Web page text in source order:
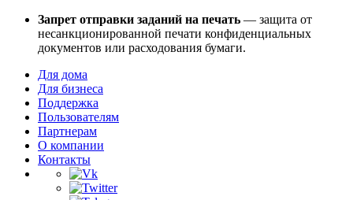
Запрет отправки заданий на печать — защита от
несанкционированной печати конфиденциальных
документов или расходования бумаги.
Для дома
Для бизнеса
Поддержка
Пользователям
Партнерам
О компании
Контакты